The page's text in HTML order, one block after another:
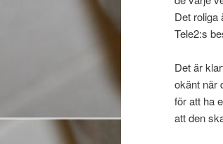
Det roliga
Tele2:s
Det är
okänt när
för att ha
att den